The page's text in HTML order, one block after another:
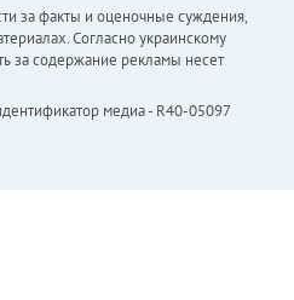
за факты и оценочные суждения,
Согласно украинскому
за содержание рекламы несет
медиа - R40-05097